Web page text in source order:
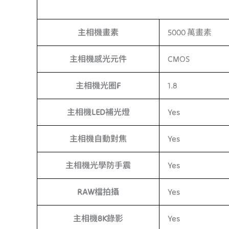
主相機畫素 5000 萬畫素
主相機感光元件 CMOS
主相機光圈F 1.8
主相機LED補光燈 Yes
主相機自動對焦 Yes
主相機光學防手震 Yes
RAW檔拍攝 Yes
主相機8K錄影 Yes